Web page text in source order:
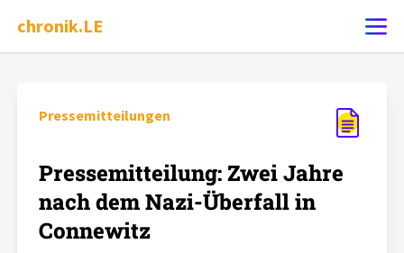
chronik.LE
Chronik
Dossiers
Pressemitteilungen
Pressemitteilung: Zwei Jahre
nach dem Nazi-Überfall in
Connewitz